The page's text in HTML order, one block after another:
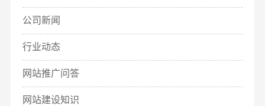
公司新闻
行业动态
网站推广问答
网站建设知识